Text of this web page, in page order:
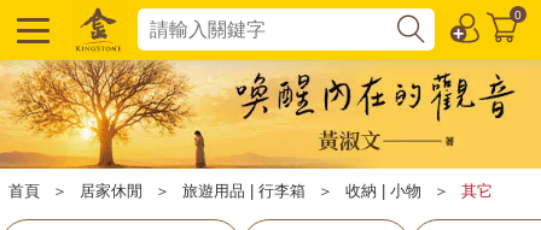
0
首頁 ＞ 居家休閒 ＞ 旅遊用品 | 行李箱 ＞ 收納 | 小物 ＞ 其它